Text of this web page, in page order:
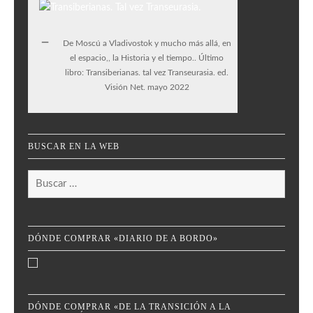
De Moscú a Vladivostok y mucho más allá, en
el espacio,, la Historia y el tiempo.. Último
libro: Transiberianas. tal vez Transeurasia. ed.
Visión Net. mayo 2022
BUSCAR EN LA WEB
Buscar:
DÓNDE COMPRAR «DIARIO DE A BORDO»
DÓNDE COMPRAR «DE LA TRANSICIÓN A LA